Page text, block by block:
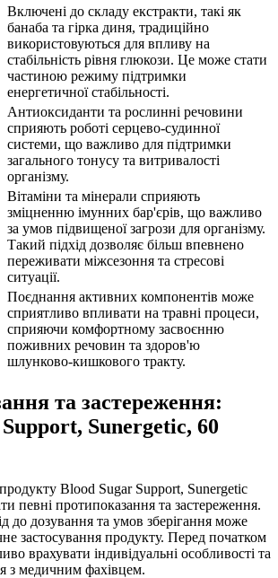
Включені до складу екстракти, такі як
банаба та гірка диня, традиційно
використовуються для впливу на
стабільність рівня глюкози. Це може стати
частиною режиму підтримки
енергетичної стабільності.
Антиоксиданти та рослинні речовини
сприяють роботі серцево-судинної
системи, що важливо для підтримки
загального тонусу та витривалості
організму.
Вітаміни та мінерали сприяють
зміцненню імунних бар'єрів, що важливо
за умов підвищеної загрози для організму.
Такий підхід дозволяє більш впевнено
переживати міжсезоння та стресові
ситуації.
Поєднання активних компонентів може
сприятливо впливати на травні процеси,
сприяючи комфортному засвоєнню
поживних речовин та здоров'ю
шлунково-кишкового тракту.
та застереження:
Sunergetic, 60
Blood Sugar Support, Sunergetic
певні протипоказання та застереження.
до дозування та умов зберігання може
застосування продукту. Перед початком
врахувати індивідуальні особливості та
з медичним фахівцем.